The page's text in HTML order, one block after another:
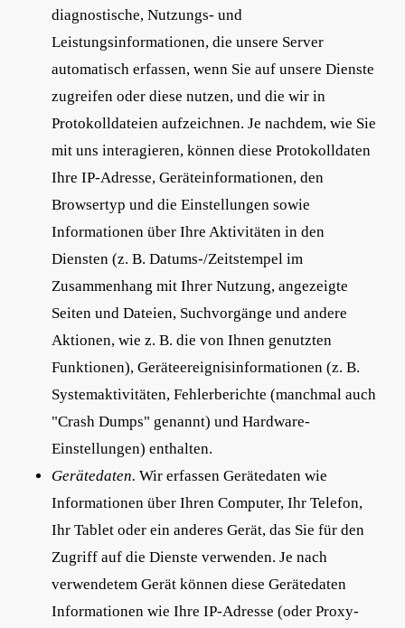
diagnostische, Nutzungs- und
Leistungsinformationen, die unsere Server
automatisch erfassen, wenn Sie auf unsere Dienste
zugreifen oder diese nutzen, und die wir in
Protokolldateien aufzeichnen. Je nachdem, wie Sie
mit uns interagieren, können diese Protokolldaten
Ihre IP-Adresse, Geräteinformationen, den
Browsertyp und die Einstellungen sowie
Informationen über Ihre Aktivitäten in den
Diensten (z. B. Datums-/Zeitstempel im
Zusammenhang mit Ihrer Nutzung, angezeigte
Seiten und Dateien, Suchvorgänge und andere
Aktionen, wie z. B. die von Ihnen genutzten
Funktionen), Geräteereignisinformationen (z. B.
Systemaktivitäten, Fehlerberichte (manchmal auch
"Crash Dumps" genannt) und Hardware-
Einstellungen) enthalten.
Gerätedaten. Wir erfassen Gerätedaten wie
Informationen über Ihren Computer, Ihr Telefon,
Ihr Tablet oder ein anderes Gerät, das Sie für den
Zugriff auf die Dienste verwenden. Je nach
verwendetem Gerät können diese Gerätedaten
Informationen wie Ihre IP-Adresse (oder Proxy-